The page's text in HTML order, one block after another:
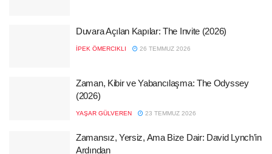
Duvara Açılan Kapılar: The Invite (2026)
İPEK ÖMERCIKLI 26 TEMMUZ 2026
Zaman, Kibir ve Yabancılaşma: The Odyssey
(2026)
YAŞAR GÜLVEREN 23 TEMMUZ 2026
Zamansız, Yersiz, Ama Bize Dair: David Lynch’in
Ardından